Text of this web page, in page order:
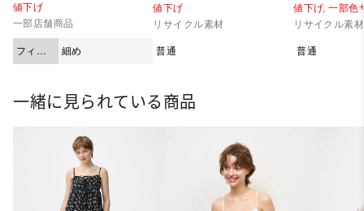
値下げ
一部店舗商品
フィッ
ト
細め
値下げ
リサイクル素材
普通
値下げ,一部色
リサイクル素材
普通
一緒に見られている商品